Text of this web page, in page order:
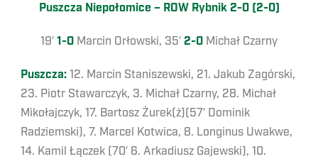
Puszcza Niepołomice – ROW Rybnik 2-0 (2-0)
19′ 1-0 Marcin Orłowski, 35′ 2-0 Michał Czarny
Puszcza: 12. Marcin Staniszewski, 21. Jakub Zagórski,
23. Piotr Stawarczyk, 3. Michał Czarny, 28. Michał
Mikołajczyk, 17. Bartosz Żurek(ż)(57′ Dominik
Radziemski), 7. Marcel Kotwica, 8. Longinus Uwakwe,
14. Kamil Łączek (70′ 6. Arkadiusz Gajewski), 10.